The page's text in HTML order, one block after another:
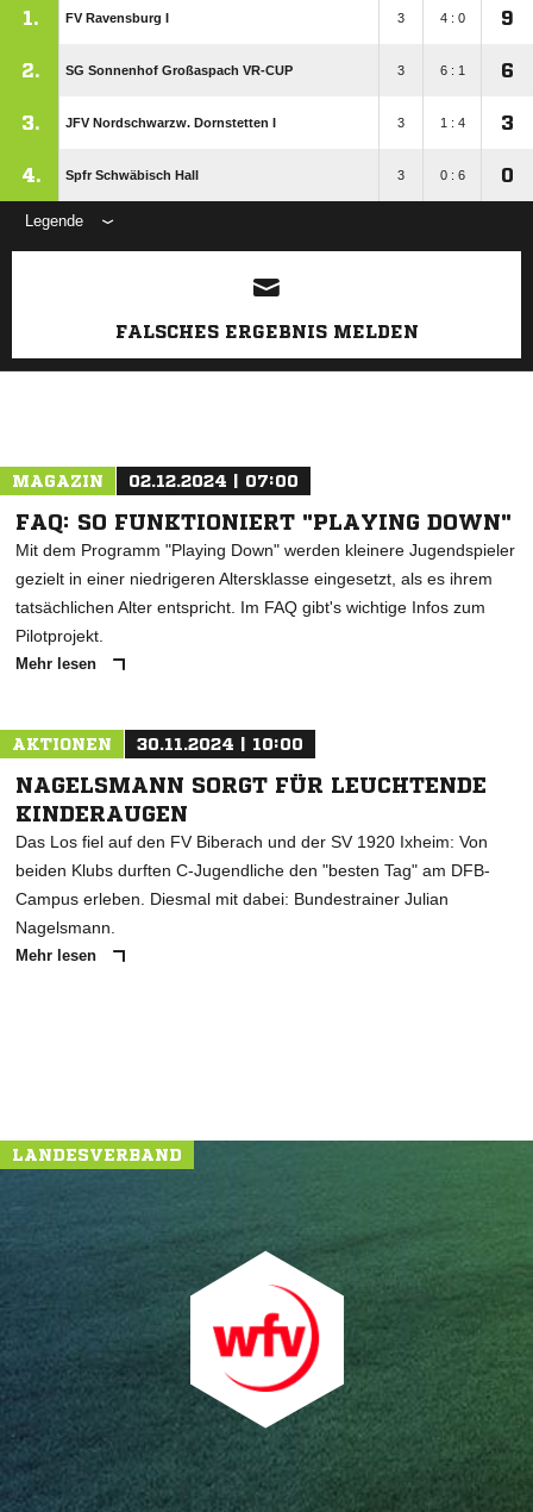
1. FV Ravensburg I 3 4 : 0 9
2. SG Sonnenhof Großaspach VR-CUP 3 6 : 1 6
3. JFV Nordschwarzw. Dornstetten I 3 1 : 4 3
4. Spfr Schwäbisch Hall 3 0 : 6 0
Legende
ANZEIGE
FALSCHES ERGEBNIS MELDEN
MAGAZIN 02.12.2024 | 07:00
FAQ: SO FUNKTIONIERT "PLAYING DOWN"
Mit dem Programm "Playing Down" werden kleinere Jugendspieler
gezielt in einer niedrigeren Altersklasse eingesetzt, als es ihrem
tatsächlichen Alter entspricht. Im FAQ gibt's wichtige Infos zum
Pilotprojekt.
Mehr lesen
AKTIONEN 30.11.2024 | 10:00
NAGELSMANN SORGT FÜR LEUCHTENDE
KINDERAUGEN
Das Los fiel auf den FV Biberach und der SV 1920 Ixheim: Von
beiden Klubs durften C-Jugendliche den "besten Tag" am DFB-
Campus erleben. Diesmal mit dabei: Bundestrainer Julian
Nagelsmann.
Mehr lesen
LANDESVERBAND